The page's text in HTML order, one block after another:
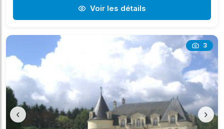
Voir les détails
3
‹ ›